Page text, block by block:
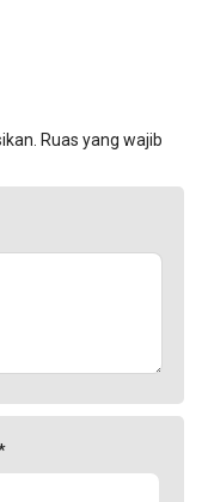
Ruas yang wajib